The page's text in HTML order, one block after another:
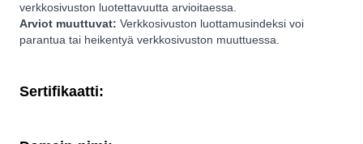
verkkosivuston luotettavuutta arvioitaessa.
Arviot muuttuvat: Verkkosivuston luottamusindeksi voi
parantua tai heikentyä verkkosivuston muuttuessa.
Sertifikaatti: